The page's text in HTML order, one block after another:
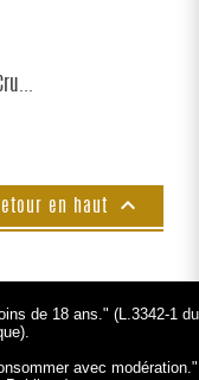
en haut 
de 18 ans." (L.3342-1 du
avec modération."